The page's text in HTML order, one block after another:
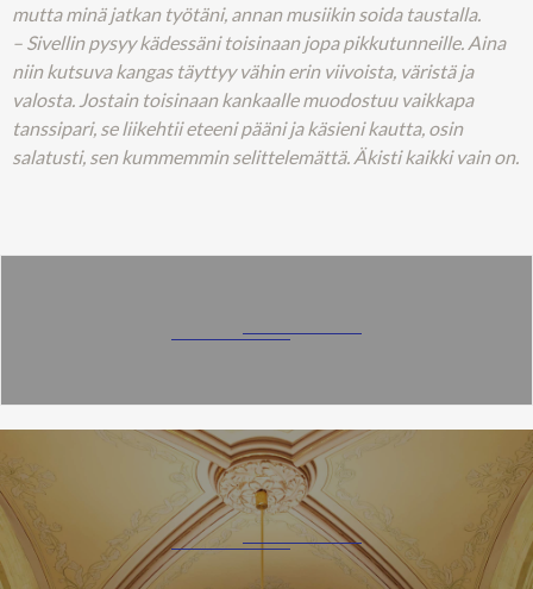
mutta minä jatkan työtäni, annan musiikin soida taustalla.
– Sivellin pysyy kädessäni toisinaan jopa pikkutunneille. Aina
niin kutsuva kangas täyttyy vähin erin viivoista, väristä ja
valosta. Jostain toisinaan kankaalle muodostuu vaikkapa
tanssipari, se liikehtii eteeni pääni ja käsieni kautta, osin
salatusti, sen kummemmin selittelemättä. Äkisti kaikki vain on.